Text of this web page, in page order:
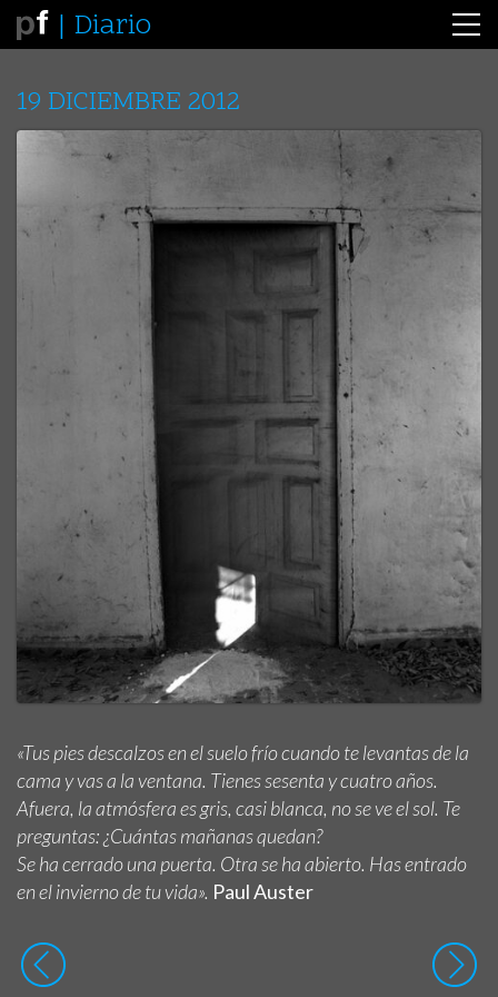
Diario
19 DICIEMBRE 2012
«Tus pies descalzos en el suelo frío cuando te levantas de la
cama y vas a la ventana. Tienes sesenta y cuatro años.
Afuera, la atmósfera es gris, casi blanca, no se ve el sol. Te
preguntas: ¿Cuántas mañanas quedan?
Se ha cerrado una puerta. Otra se ha abierto. Has entrado
en el invierno de tu vida». Paul Auster